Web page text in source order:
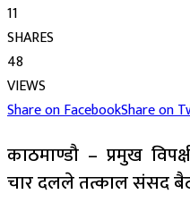
11
SHARES
48
VIEWS
Share on FacebookShare on
काठमाण्डौ – प्रमुख
चार दलले तत्काल संसद